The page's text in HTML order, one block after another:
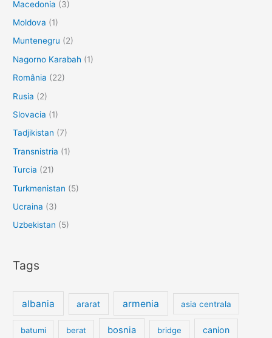
Macedonia (3)
Moldova (1)
Muntenegru (2)
Nagorno Karabah (1)
România (22)
Rusia (2)
Slovacia (1)
Tadjikistan (7)
Transnistria (1)
Turcia (21)
Turkmenistan (5)
Ucraina (3)
Uzbekistan (5)
Tags
albania ararat armenia asia centrala
batumi berat bosnia bridge canion